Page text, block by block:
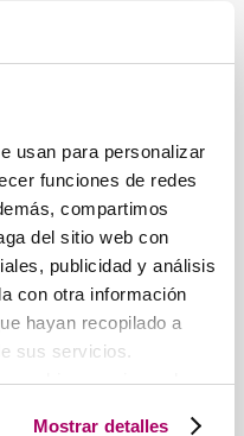
usan para personalizar
funciones de redes
compartimos
del sitio web con
publicidad y análisis
con otra información
hayan recopilado a
sus servicios.
cookies propias y de
Mostrar detalles
Zwitserland en
PT
Koolair BENELUX
Nederland en